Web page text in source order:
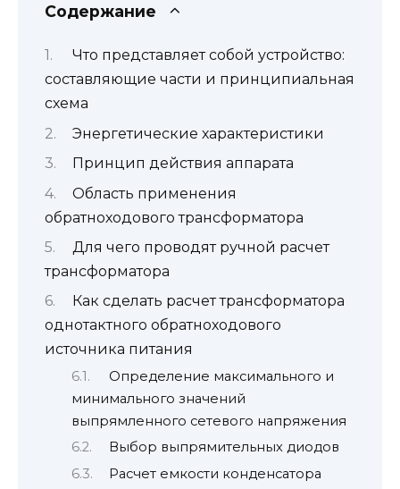
Содержание
Что представляет собой устройство:
составляющие части и принципиальная
схема
Энергетические характеристики
Принцип действия аппарата
Область применения
обратноходового трансформатора
Для чего проводят ручной расчет
трансформатора
Как сделать расчет трансформатора
однотактного обратноходового
источника питания
Определение максимального и
минимального значений
выпрямленного сетевого напряжения
Выбор выпрямительных диодов
Расчет емкости конденсатора